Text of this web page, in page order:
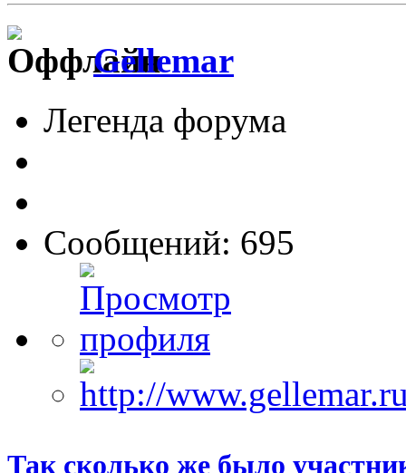
Gellemar
Легенда форума
Сообщений: 695
Так сколько же было